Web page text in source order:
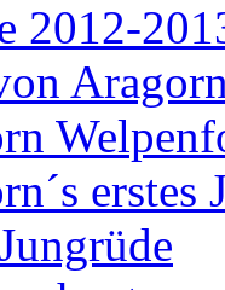
2012-
erstes